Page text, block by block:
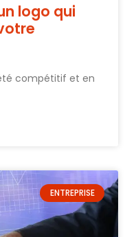
logo qui
compétitif et en
ENTREPRISE